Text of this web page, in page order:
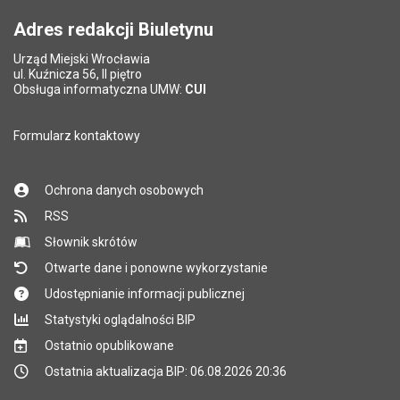
*
Pole wymagane
Adres redakcji Biuletynu
Urząd Miejski Wrocławia
ul. Kuźnicza 56, II piętro
Obsługa informatyczna UMW: CUI
Formularz kontaktowy
Ochrona danych osobowych
RSS
Słownik skrótów
Otwarte dane i ponowne wykorzystanie
Udostępnianie informacji publicznej
Statystyki oglądalności BIP
Ostatnio opublikowane
Ostatnia aktualizacja BIP: 06.08.2026 20:36